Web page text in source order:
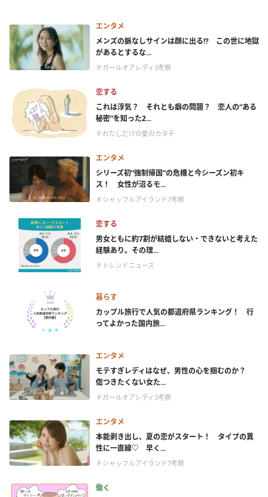
エンタメ
メンズの脈なしサインは顔に出る!? この世に地獄
があるとするな...
＃ガールオアレディ3考察
恋する
これは浮気？ それとも癖の問題？ 恋人の“ある
秘密”を知った2...
＃わたしだけの愛のカタチ
エンタメ
シリーズ初“強制帰国”の危機と今シーズン初キ
ス！ 女性が沼るモ...
＃シャッフルアイランド7考察
恋する
男女ともに約7割が結婚しない・できないと考えた
経験あり。その理...
＃トレンドニュース
暮らす
カップル旅行で人気の都道府県ランキング！ 行
ってよかった国内旅...
エンタメ
モテすぎレディはなぜ、男性の心を掴むのか？
傷つきたくない女た...
＃ガールオアレディ3考察
エンタメ
本能剥き出し、夏の恋がスタート！ タイプの異
性に一直線♡ 早く...
＃シャッフルアイランド7考察
働く